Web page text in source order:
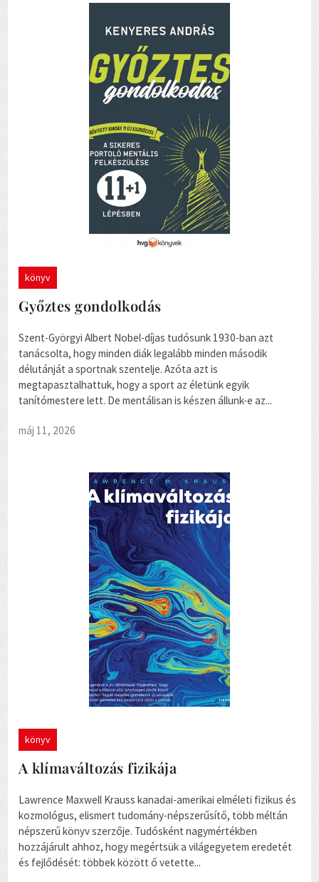
könyv
Győztes gondolkodás
Szent-Györgyi Albert Nobel-díjas tudósunk 1930-ban azt
tanácsolta, hogy minden diák legalább minden második
délutánját a sportnak szentelje. Azóta azt is
megtapasztalhattuk, hogy a sport az életünk egyik
tanítómestere lett. De mentálisan is készen állunk-e az...
máj 11, 2026
könyv
A klímaváltozás fizikája
Lawrence Maxwell Krauss kanadai-amerikai elméleti fizikus és
kozmológus, elismert tudomány-népszerűsítő, több méltán
népszerű könyv szerzője. Tudósként nagymértékben
hozzájárult ahhoz, hogy megértsük a világegyetem eredetét
és fejlődését: többek között ő vetette...